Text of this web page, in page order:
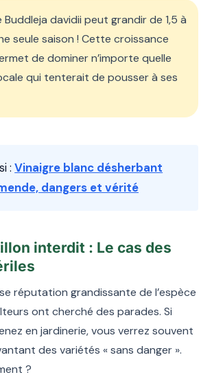
Buddleja davidii peut grandir de 1,5 à
seule saison ! Cette croissance
de dominer n’importe quelle
qui tenterait de pousser à ses
: Vinaigre blanc désherbant
dangers et vérité
interdit : Le cas des
réputation grandissante de l’espèce
ont cherché des parades. Si
en jardinerie, vous verrez souvent
des variétés « sans danger ».
?